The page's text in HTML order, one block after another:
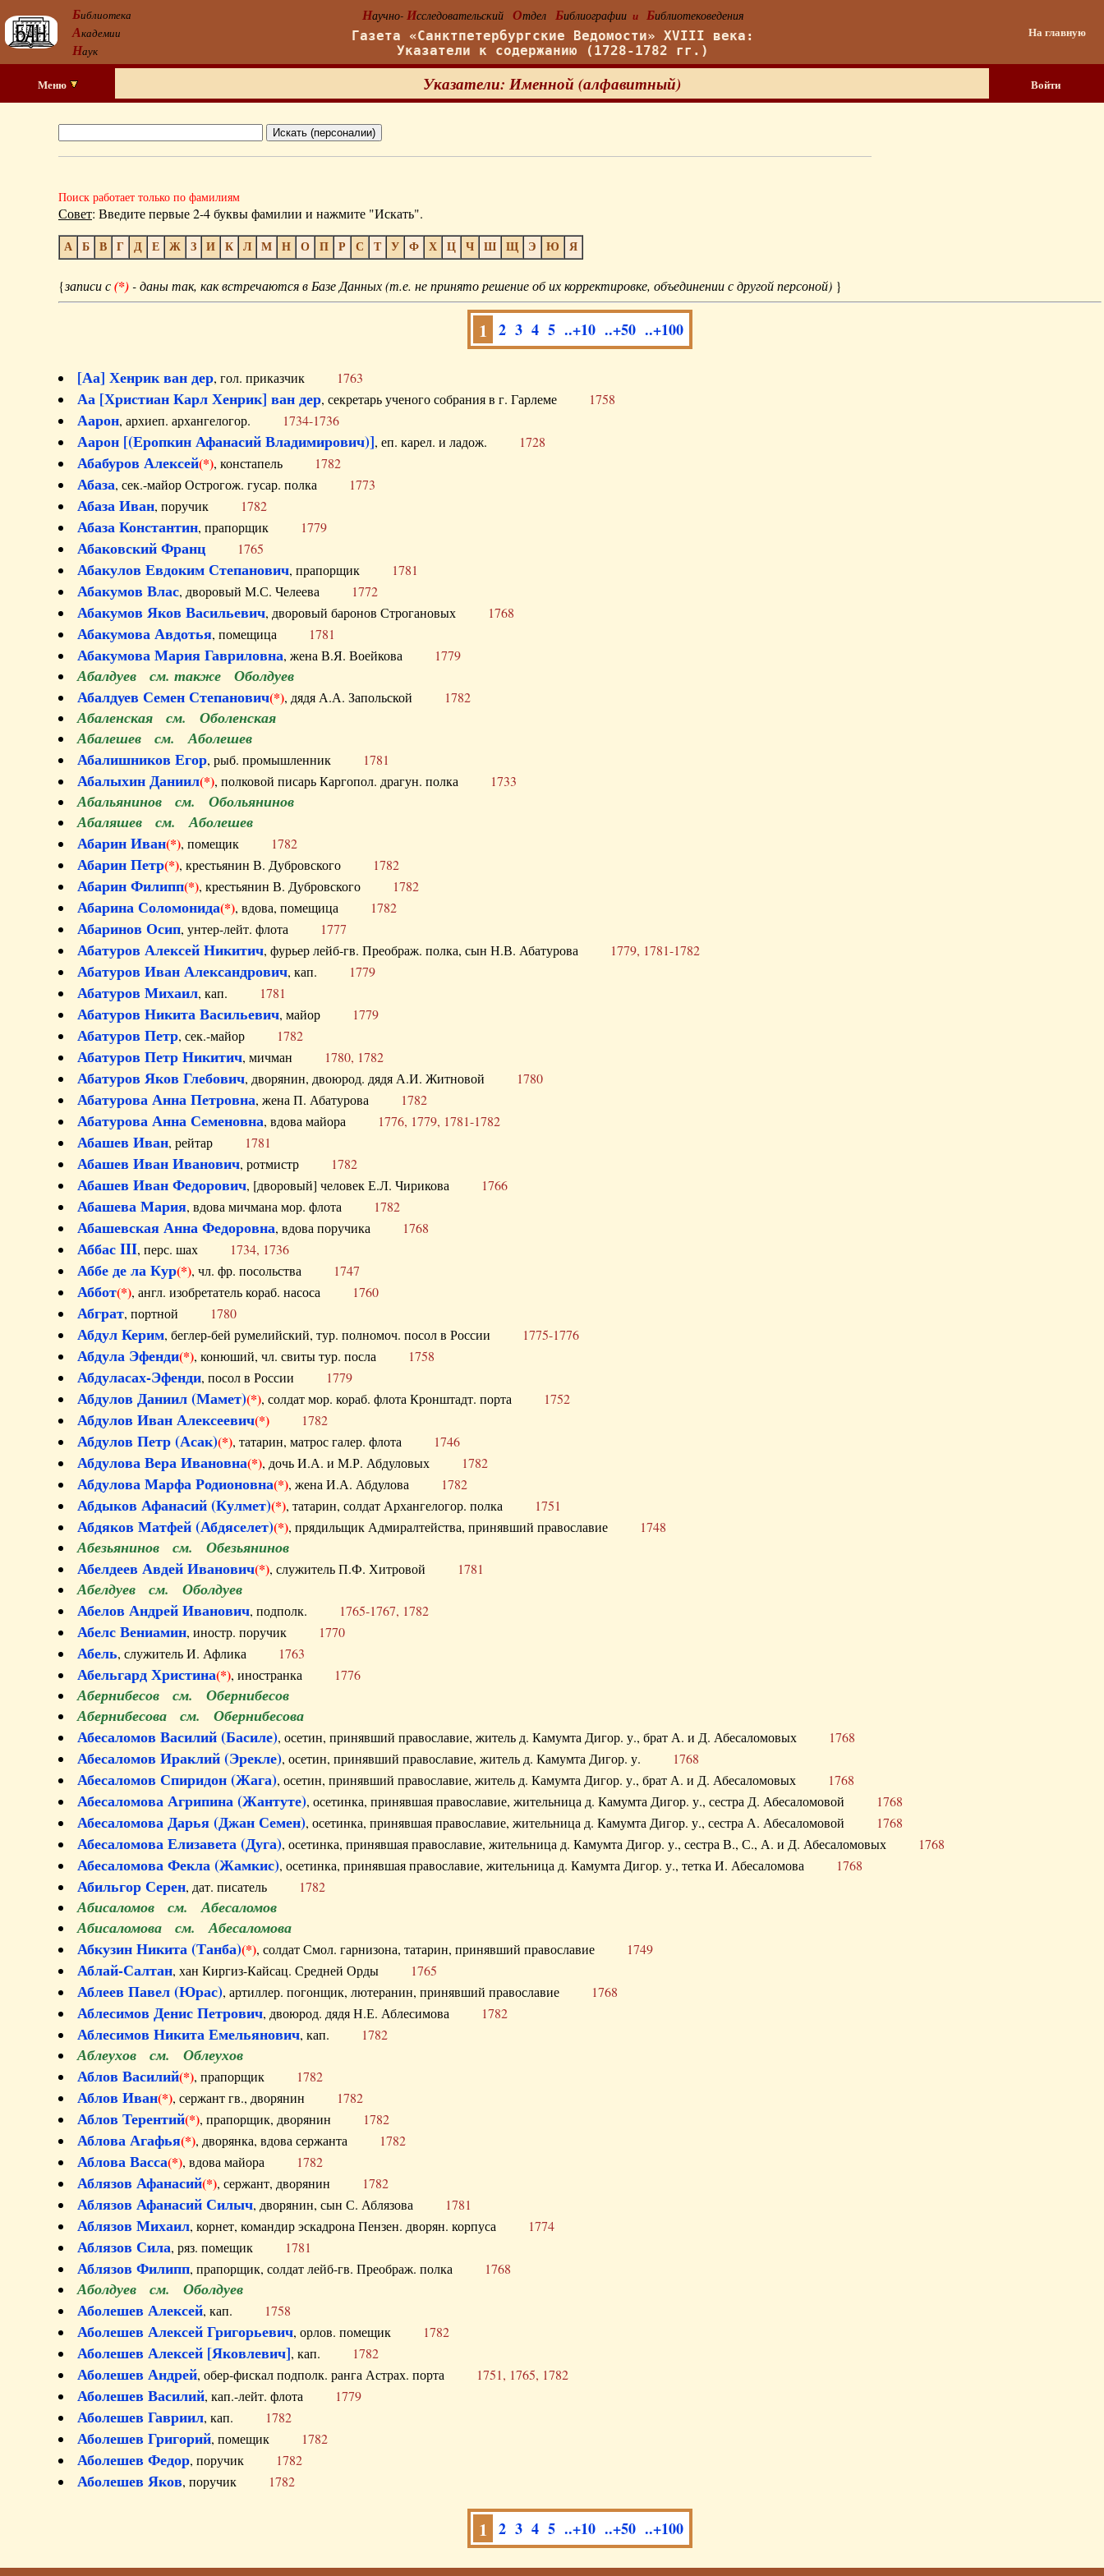
Библиотека
Академии
Наук
Научно- Исследовательский Отдел Библиографии и Библиотековедения
Газета «Санктпетербургские Ведомости» XVIII века:
Указатели к содержанию (1728-1782 гг.)
На главную
Меню Указатели: Именной (алфавитный) Войти
Поиск работает только по фамилиям
Совет: Введите первые 2-4 буквы фамилии и нажмите "Искать".
А Б В Г Д Е Ж З И К Л М Н О П Р С Т У Ф Х Ц Ч Ш Щ Э Ю Я
{записи с(*)- даны так, как встречаются в Базе Данных (т.е. не принято решение об их корректировке, объединении с другой персоной) }
1 2 3 4 5 ..+10 ..+50 ..+100
[Аа] Хенрик ван дер, гол. приказчик 1763
Аа [Христиан Карл Хенрик] ван дер, секретарь ученого собрания в г. Гарлеме 1758
Аарон, архиеп. архангелогор. 1734-1736
Аарон [(Еропкин Афанасий Владимирович)], еп. карел. и ладож. 1728
Абабуров Алексей(*), констапель 1782
Абаза, сек.-майор Острогож. гусар. полка 1773
Абаза Иван, поручик 1782
Абаза Константин, прапорщик 1779
Абаковский Франц 1765
Абакулов Евдоким Степанович, прапорщик 1781
Абакумов Влас, дворовый М.С. Челеева 1772
Абакумов Яков Васильевич, дворовый баронов Строгановых 1768
Абакумова Авдотья, помещица 1781
Абакумова Мария Гавриловна, жена В.Я. Воейкова 1779
Абалдуев см. также Оболдуев
Абалдуев Семен Степанович(*), дядя А.А. Запольской 1782
Абаленская см. Оболенская
Абалешев см. Аболешев
Абалишников Егор, рыб. промышленник 1781
Абалыхин Даниил(*), полковой писарь Каргопол. драгун. полка 1733
Абальянинов см. Обольянинов
Абаляшев см. Аболешев
Абарин Иван(*), помещик 1782
Абарин Петр(*), крестьянин В. Дубровского 1782
Абарин Филипп(*), крестьянин В. Дубровского 1782
Абарина Соломонида(*), вдова, помещица 1782
Абаринов Осип, унтер-лейт. флота 1777
Абатуров Алексей Никитич, фурьер лейб-гв. Преображ. полка, сын Н.В. Абатурова 1779, 1781-1782
Абатуров Иван Александрович, кап. 1779
Абатуров Михаил, кап. 1781
Абатуров Никита Васильевич, майор 1779
Абатуров Петр, сек.-майор 1782
Абатуров Петр Никитич, мичман 1780, 1782
Абатуров Яков Глебович, дворянин, двоюрод. дядя А.И. Житновой 1780
Абатурова Анна Петровна, жена П. Абатурова 1782
Абатурова Анна Семеновна, вдова майора 1776, 1779, 1781-1782
Абашев Иван, рейтар 1781
Абашев Иван Иванович, ротмистр 1782
Абашев Иван Федорович, [дворовый] человек Е.Л. Чирикова 1766
Абашева Мария, вдова мичмана мор. флота 1782
Абашевская Анна Федоровна, вдова поручика 1768
Аббас III, перс. шах 1734, 1736
Аббе де ла Кур(*), чл. фр. посольства 1747
Аббот(*), англ. изобретатель кораб. насоса 1760
Абграт, портной 1780
Абдул Керим, беглер-бей румелийский, тур. полномоч. посол в России 1775-1776
Абдула Эфенди(*), конюший, чл. свиты тур. посла 1758
Абдуласах-Эфенди, посол в России 1779
Абдулов Даниил (Мамет)(*), солдат мор. кораб. флота Кронштадт. порта 1752
Абдулов Иван Алексеевич(*) 1782
Абдулов Петр (Асак)(*), татарин, матрос галер. флота 1746
Абдулова Вера Ивановна(*), дочь И.А. и М.Р. Абдуловых 1782
Абдулова Марфа Родионовна(*), жена И.А. Абдулова 1782
Абдыков Афанасий (Кулмет)(*), татарин, солдат Архангелогор. полка 1751
Абдяков Матфей (Абдяселет)(*), прядильщик Адмиралтейства, принявший православие 1748
Абезьянинов см. Обезьянинов
Абелдеев Авдей Иванович(*), служитель П.Ф. Хитровой 1781
Абелдуев см. Оболдуев
Абелов Андрей Иванович, подполк. 1765-1767, 1782
Абелс Вениамин, иностр. поручик 1770
Абель, служитель И. Афлика 1763
Абельгард Христина(*), иностранка 1776
Абернибесов см. Обернибесов
Абернибесова см. Обернибесова
Абесаломов Василий (Басиле), осетин, принявший православие, житель д. Камумта Дигор. у., брат А. и Д. Абесаломовых 1768
Абесаломов Ираклий (Эрекле), осетин, принявший православие, житель д. Камумта Дигор. у. 1768
Абесаломов Спиридон (Жага), осетин, принявший православие, житель д. Камумта Дигор. у., брат А. и Д. Абесаломовых 1768
Абесаломова Агрипина (Жантуте), осетинка, принявшая православие, жительница д. Камумта Дигор. у., сестра Д. Абесаломовой 1768
Абесаломова Дарья (Джан Семен), осетинка, принявшая православие, жительница д. Камумта Дигор. у., сестра А. Абесаломовой 1768
Абесаломова Елизавета (Дуга), осетинка, принявшая православие, жительница д. Камумта Дигор. у., сестра В., С., А. и Д. Абесаломовых 1768
Абесаломова Фекла (Жамкис), осетинка, принявшая православие, жительница д. Камумта Дигор. у., тетка И. Абесаломова 1768
Абильгор Серен, дат. писатель 1782
Абисаломов см. Абесаломов
Абисаломова см. Абесаломова
Абкузин Никита (Танба)(*), солдат Смол. гарнизона, татарин, принявший православие 1749
Аблай-Салтан, хан Киргиз-Кайсац. Средней Орды 1765
Аблеев Павел (Юрас), артиллер. погонщик, лютеранин, принявший православие 1768
Аблесимов Денис Петрович, двоюрод. дядя Н.Е. Аблесимова 1782
Аблесимов Никита Емельянович, кап. 1782
Аблеухов см. Облеухов
Аблов Василий(*), прапорщик 1782
Аблов Иван(*), сержант гв., дворянин 1782
Аблов Терентий(*), прапорщик, дворянин 1782
Аблова Агафья(*), дворянка, вдова сержанта 1782
Аблова Васса(*), вдова майора 1782
Аблязов Афанасий(*), сержант, дворянин 1782
Аблязов Афанасий Силыч, дворянин, сын С. Аблязова 1781
Аблязов Михаил, корнет, командир эскадрона Пензен. дворян. корпуса 1774
Аблязов Сила, ряз. помещик 1781
Аблязов Филипп, прапорщик, солдат лейб-гв. Преображ. полка 1768
Аболдуев см. Оболдуев
Аболешев Алексей, кап. 1758
Аболешев Алексей Григорьевич, орлов. помещик 1782
Аболешев Алексей [Яковлевич], кап. 1782
Аболешев Андрей, обер-фискал подполк. ранга Астрах. порта 1751, 1765, 1782
Аболешев Василий, кап.-лейт. флота 1779
Аболешев Гавриил, кап. 1782
Аболешев Григорий, помещик 1782
Аболешев Федор, поручик 1782
Аболешев Яков, поручик 1782
1 2 3 4 5 ..+10 ..+50 ..+100